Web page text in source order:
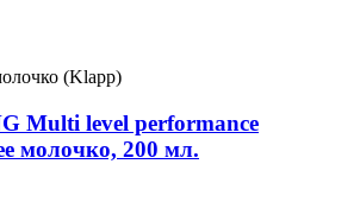
(Klapp)
Multi level performance
молочко, 200 мл.